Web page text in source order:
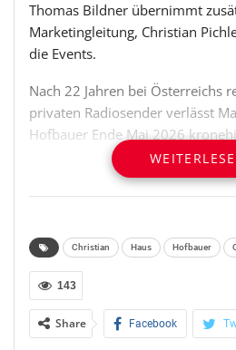
Thomas Bildner übernimmt
Marketingleitung, Christian
die Events.
Nach 22 Jahren bei Österreichs
privaten Radiosender verlässt
Hofbauer Ende Mai 2026
werden ab Juni intern neu
fest im eigenen Team verankert:
übernimmt zusätzlich zu seiner
Pichler die operative
Petra Hofbauer hat in mehr als
maßgeblich zum Erfolg von
die Marke entscheidend
Christian Haus Hofbauer
143
Share Facebook